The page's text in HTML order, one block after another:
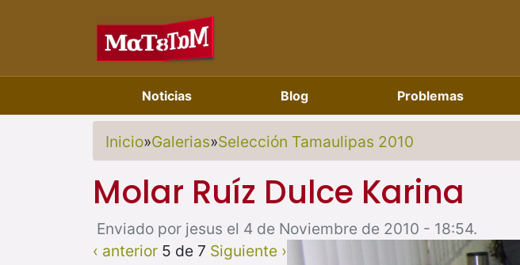
Noticias Blog Problemas
Inicio»Galerias»Selección Tamaulipas 2010
Molar Ruíz Dulce Karina
Enviado por jesus el 4 de Noviembre de 2010 - 18:54.
‹ anterior 5 de 7 Siguiente ›